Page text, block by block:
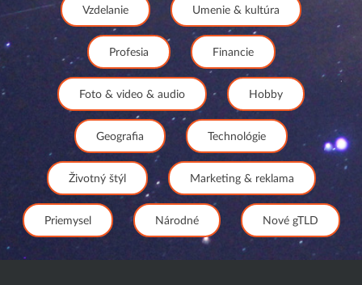
Vzdelanie Umenie & kultúra
Profesia Financie
Foto & video & audio Hobby
Geografia Technológie
Životný štýl Marketing & reklama
Priemysel Národné Nové gTLD